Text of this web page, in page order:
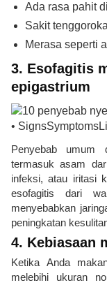
Ada rasa pahit
Sakit
Merasa seperti
3. Esofagitis
epigastrium
Penyebab umum
termasuk asam
infeksi, atau iritasi
esofagitis dari
menyebabkan
peningkatan
4. Kebiasaan
Ketika Anda
melebihi ukuran